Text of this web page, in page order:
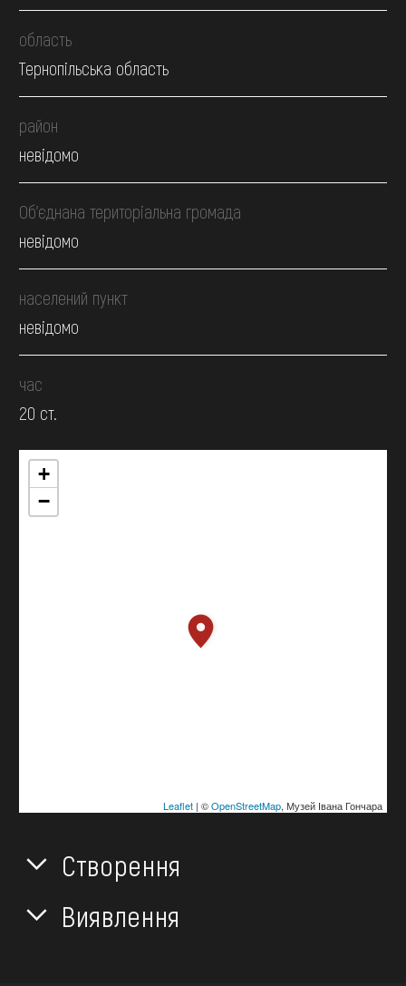
область
Тернопільська область
район
невідомо
Об’єднана територіальна громада
невідомо
населений пункт
невідомо
час
20 ст.
+
−
Leaflet| ©OpenStreetMap, Музей Івана Гончара
Створення
Виявлення